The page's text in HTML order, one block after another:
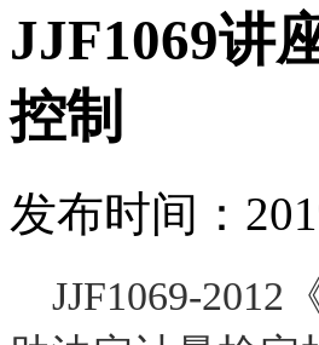
JJF1069讲
控制
发布时间：
JJF1069-